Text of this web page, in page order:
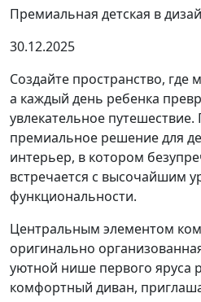
Премиальная детская в
30.12.2025
Создайте пространство,
а каждый день ребенка
увлекательное путешествие.
премиальное решение для
интерьер, в котором
встречается с высочайшим
функциональности.
Центральным элементом
оригинально
уютной нише первого яруса
комфортный диван,